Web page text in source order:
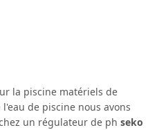
la piscine matériels de
de piscine nous avons
un régulateur de phseko